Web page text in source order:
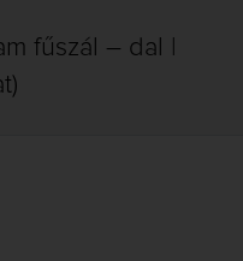
fűszál – dal |